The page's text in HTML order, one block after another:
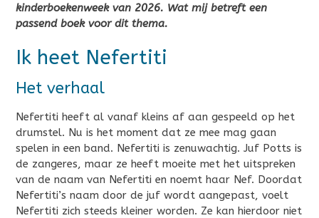
kinderboekenweek van 2026. Wat mij betreft een
passend boek voor dit thema.
Ik heet Nefertiti
Het verhaal
Nefertiti heeft al vanaf kleins af aan gespeeld op het
drumstel. Nu is het moment dat ze mee mag gaan
spelen in een band. Nefertiti is zenuwachtig. Juf Potts is
de zangeres, maar ze heeft moeite met het uitspreken
van de naam van Nefertiti en noemt haar Nef. Doordat
Nefertiti’s naam door de juf wordt aangepast, voelt
Nefertiti zich steeds kleiner worden. Ze kan hierdoor niet